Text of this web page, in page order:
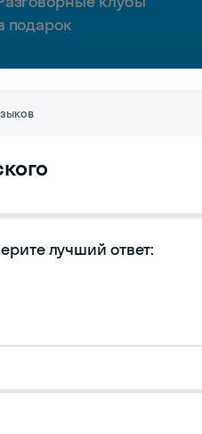
подарок
лучший ответ: